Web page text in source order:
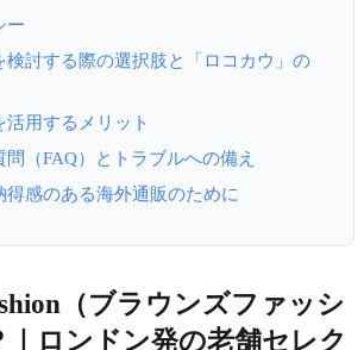
ー
検討する際の選択肢と「ロコカウ」の
活用するメリット
問（FAQ）とトラブルへの備え
得感のある海外通販のために
（ブラウンズファッシ
｜ロンドン発の老舗セレク